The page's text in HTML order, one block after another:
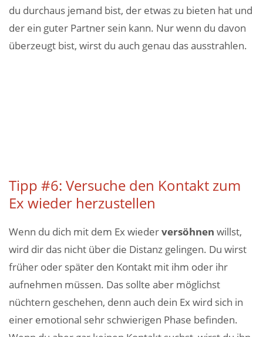
du durchaus jemand bist, der etwas zu bieten hat und
der ein guter Partner sein kann. Nur wenn du davon
überzeugt bist, wirst du auch genau das ausstrahlen.
Tipp #6: Versuche den Kontakt zum
Ex wieder herzustellen
Wenn du dich mit dem Ex wiederversöhnen willst,
wird dir das nicht über die Distanz gelingen. Du wirst
früher oder später den Kontakt mit ihm oder ihr
aufnehmen müssen. Das sollte aber möglichst
nüchtern geschehen, denn auch dein Ex wird sich in
einer emotional sehr schwierigen Phase befinden.